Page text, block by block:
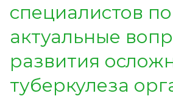
специалистов
актуальные
развития
туберкулеза